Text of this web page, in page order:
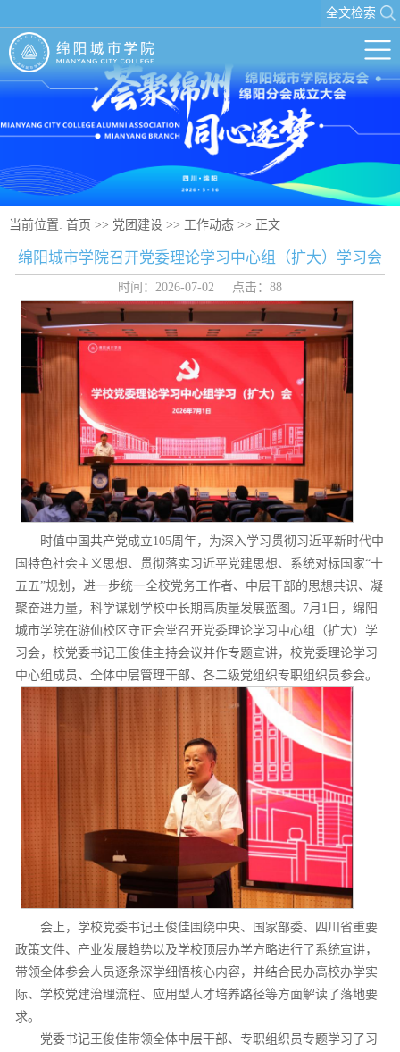
全文检索
当前位置: 首页 >> 党团建设 >> 工作动态 >> 正文
绵阳城市学院召开党委理论学习中心组（扩大）学习会
时间：2026-07-02 点击： 88
时值中国共产党成立105周年，为深入学习贯彻习近平新时代中
国特色社会主义思想、贯彻落实习近平党建思想、系统对标国家“十
五五”规划，进一步统一全校党务工作者、中层干部的思想共识、凝
聚奋进力量，科学谋划学校中长期高质量发展蓝图。7月1日，绵阳
城市学院在游仙校区守正会堂召开党委理论学习中心组（扩大）学
习会，校党委书记王俊佳主持会议并作专题宣讲，校党委理论学习
中心组成员、全体中层管理干部、各二级党组织专职组织员参会。
会上，学校党委书记王俊佳围绕中央、国家部委、四川省重要
政策文件、产业发展趋势以及学校顶层办学方略进行了系统宣讲，
带领全体参会人员逐条深学细悟核心内容，并结合民办高校办学实
际、学校党建治理流程、应用型人才培养路径等方面解读了落地要
求。
党委书记王俊佳带领全体中层干部、专职组织员专题学习了习